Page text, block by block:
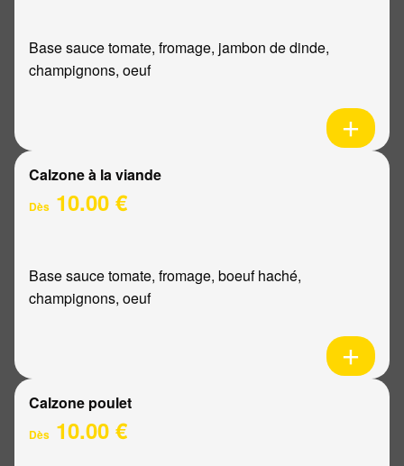
Base sauce tomate, fromage, jambon de dinde,
champignons, oeuf
Calzone à la viande
Dès 10.00 €
Base sauce tomate, fromage, boeuf haché,
champignons, oeuf
Calzone poulet
Dès 10.00 €